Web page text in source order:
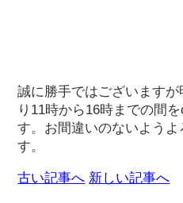
誠に勝手ではございますが
り11時から16時までの間
す。お間違いのないよう
す。
古い記事へ 新しい記事へ